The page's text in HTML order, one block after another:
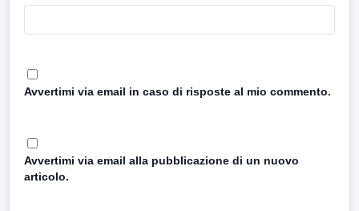
Avvertimi via email in caso di risposte al mio commento.
Avvertimi via email alla pubblicazione di un nuovo
articolo.